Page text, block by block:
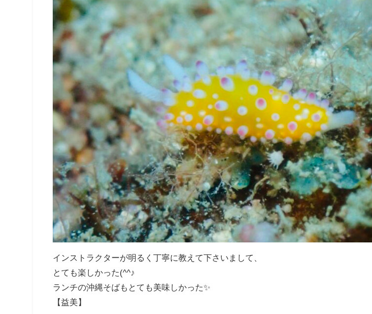
インストラクターが明るく丁寧に教えて下さいまして、
とても楽しかった(^^♪
ランチの沖縄そばもとても美味しかった✨
【益美】